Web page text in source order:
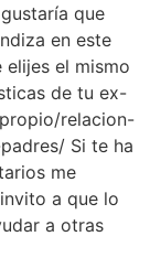
que
en este
el mismo
de tu ex-
relacion-
Si te ha
me
a que lo
a otras